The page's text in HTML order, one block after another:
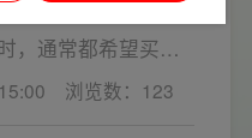
开关插座产品。
开关插座内部铜片
，通常都希望买到
，那么对于开关插
就直接决定了它的
浏览数：123